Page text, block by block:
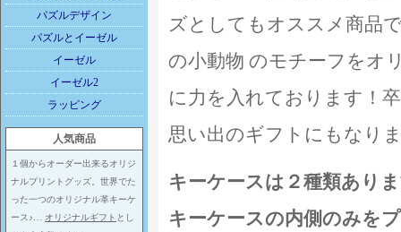
パズルデザイン
パズルとイーゼル
イーゼル
イーゼル2
ラッピング
人気商品
１個からオーダー出来るオリジ
ナルプリントグッズ。世界でた
った一つのオリジナル革キーケ
ース♪… オリジナルギフト とし
ズとしてもオススメ商品
の小動物 のモチーフをオ
に力を入れております！
思い出のギフトにもなり
キーケースは２種類あり
キーケースの内側のみを